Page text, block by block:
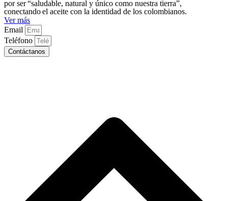
por ser “saludable, natural y único como nuestra tierra”,
conectando el aceite con la identidad de los colombianos.
Ver más
Email
Teléfono
Contáctanos